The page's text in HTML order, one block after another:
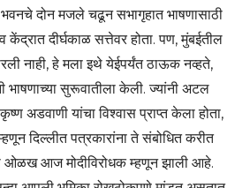
दोन मजले चढून सभागृहात भाषणासाठी
दीर्घकाळ सत्तेवर होता. पण, मुंबईतील
नाही, हे मला इथे येईपर्यंत ठाऊक नव्हते,
भाषणाच्या सुरूवातीला केली. ज्यांनी अटल
अडवाणी यांचा विश्वास प्राप्त केला होता,
दिल्लीत पत्रकारांना ते संबोधित करीत
ओळख आज मोदीविरोधक म्हणून झाली आहे.